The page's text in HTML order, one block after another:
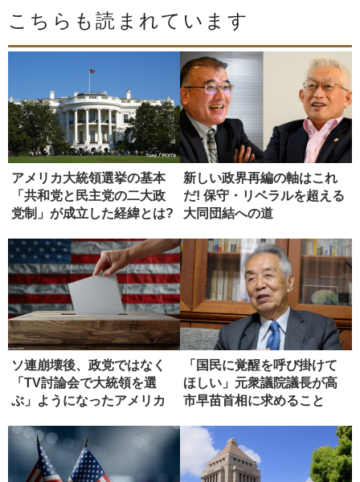
こちらも読まれています
アメリカ大統領選挙の基本
「共和党と民主党の二大政
党制」が成立した経緯とは?
新しい政界再編の軸はこれ
だ! 保守・リベラルを超える
大同団結への道
ソ連崩壊後、政党ではなく
「TV討論会で大統領を選
ぶ」ようになったアメリカ
「国民に覚醒を呼び掛けて
ほしい」元衆議院議長が高
市早苗首相に求めること